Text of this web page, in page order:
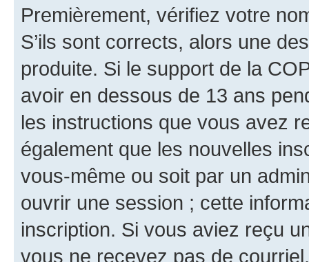
Premièrement, vérifiez votre
S’ils sont corrects, alors une
produite. Si le support de la
avoir en dessous de 13 ans
les instructions que vous avez
également que les nouvelles
vous-même ou soit par un
ouvrir une session ; cette
inscription. Si vous aviez reçu
vous ne recevez pas de